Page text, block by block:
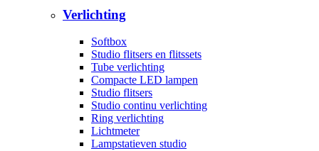
Verlichting
Softbox
Studio flitsers en flitssets
Tube verlichting
Compacte LED lampen
Studio flitsers
Studio continu verlichting
Ring verlichting
Lichtmeter
Lampstatieven studio